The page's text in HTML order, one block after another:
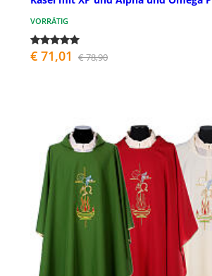
VORRÄTIG
€ 71,01 € 78,90